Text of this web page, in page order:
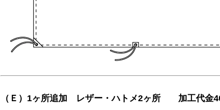
（Ｅ）1ヶ所追加 レザー・ハトメ2ヶ所 加工代金